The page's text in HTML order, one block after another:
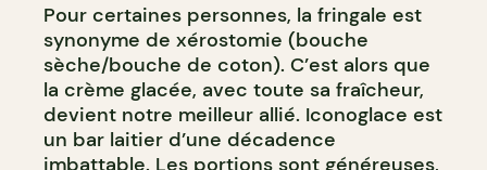
Pour certaines personnes, la fringale est
synonyme de xérostomie (bouche
sèche/bouche de coton). C’est alors que
la crème glacée, avec toute sa fraîcheur,
devient notre meilleur allié. Iconoglace est
un bar laitier d’une décadence
imbattable. Les portions sont généreuses,